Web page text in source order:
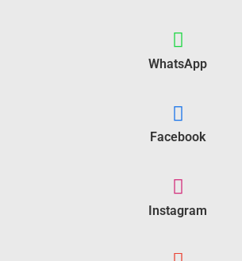
WhatsApp
Facebook
Instagram